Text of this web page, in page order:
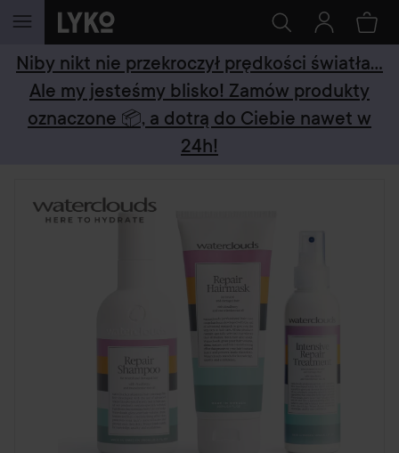
PRZEJDŹ DO TREŚCI
Niby nikt nie przekroczył prędkości światła...
Ale my jesteśmy blisko! Zamów produkty
oznaczone 📦, a dotrą do Ciebie nawet w
24h!